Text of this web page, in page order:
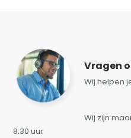
Vragen
Wij helpen
Wij zijn
8.30 uur